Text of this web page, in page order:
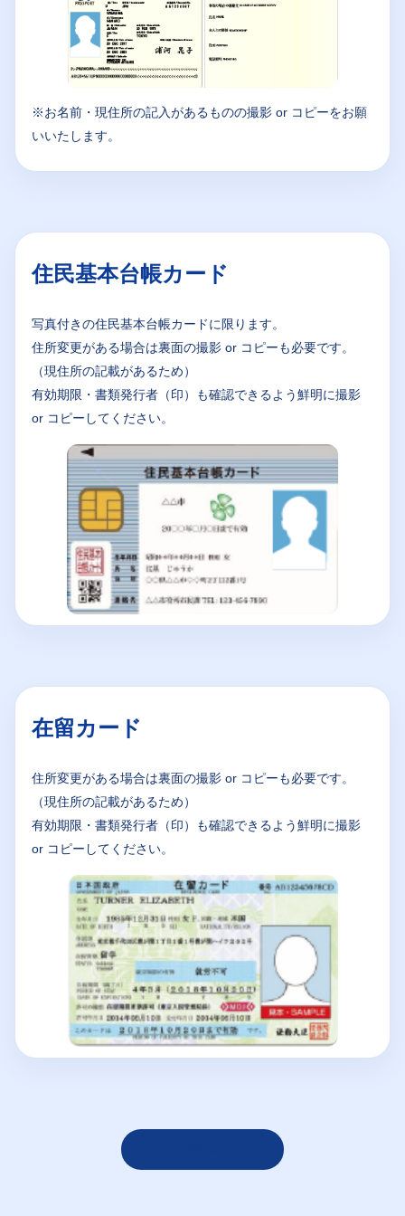
※お名前・現住所の記入があるものの撮影 or コピーをお願
いいたします。
住民基本台帳カード
写真付きの住民基本台帳カードに限ります。
住所変更がある場合は裏面の撮影 or コピーも必要です。
（現住所の記載があるため）
有効期限・書類発行者（印）も確認できるよう鮮明に撮影
or コピーしてください。
在留カード
住所変更がある場合は裏面の撮影 or コピーも必要です。
（現住所の記載があるため）
有効期限・書類発行者（印）も確認できるよう鮮明に撮影
or コピーしてください。